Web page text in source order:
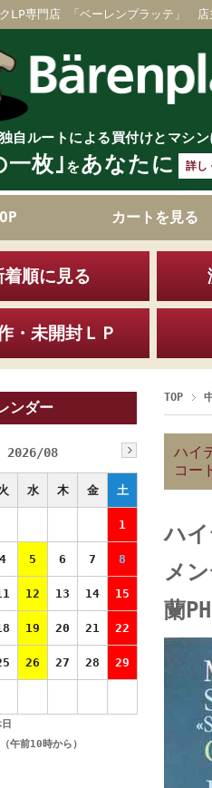
LP専門店 「ベーレンプラッテ」 店
自ルートによる買付けとマシン
一枚｣ をあなたに 詳し
カートを見る
着順に見る
・未開封ＬＰ
TOP
ハイ
コー
ハ
メ
蘭
ンダー
2026/08
水 木 金 土
1
4 5 6 7 8
12 13 14 15
19 20 21 22
26 27 28 29
午前10時から）